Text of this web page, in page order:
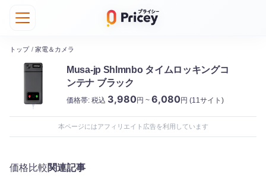
トップ / 家電＆カメラ
‎Musa-jp Shlmnbo タイムロッキングコ
ンテナ ブラック
価格帯: 税込 3,980円 ~ 6,080円 (11サイト)
本ページにはアフィリエイト広告を利用しています
価格比較関連記事